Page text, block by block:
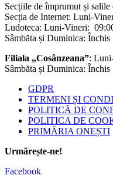
Secțiile de împrumut și
Secția de Internet: Luni-
Ludoteca: Luni-Vineri:
Sâmbăta și Duminica: Închis
Filiala „Cosânzeana”:
Sâmbăta și Duminica: Închis
GDPR
TERMENI ȘI
POLITICĂ DE
POLITICA DE
PRIMĂRIA ONEȘTI
Urmărește-ne!
Facebook